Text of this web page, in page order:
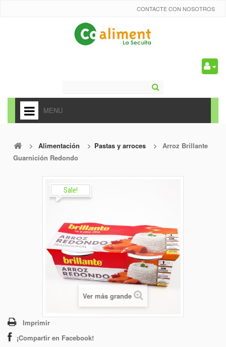
CONTACTE CON NOSOTROS
MENU
+
ALIMENTACIÓN
CONGELADOS
> Alimentación > Pastas y arroces >
Arroz Brillante
Guarnición Redondo
Sale!
Ver más grande
Imprimir
¡Compartir en Facebook!